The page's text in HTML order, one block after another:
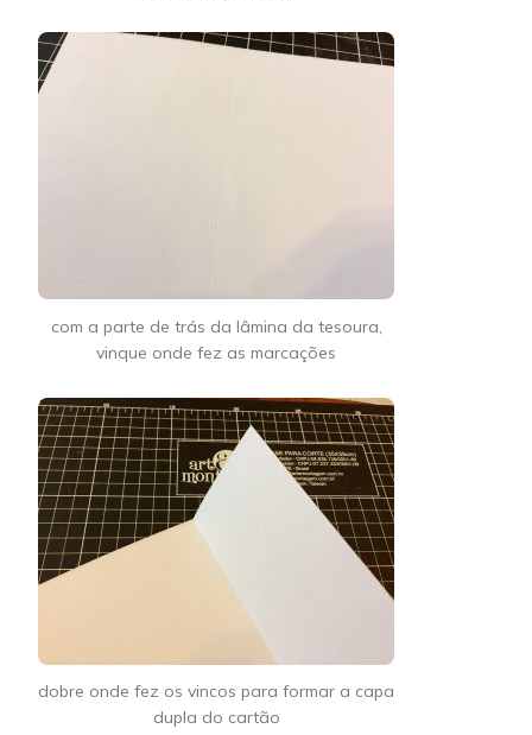
com a parte de trás da lâmina da tesoura,
vinque onde fez as marcações
dobre onde fez os vincos para formar a capa
dupla do cartão